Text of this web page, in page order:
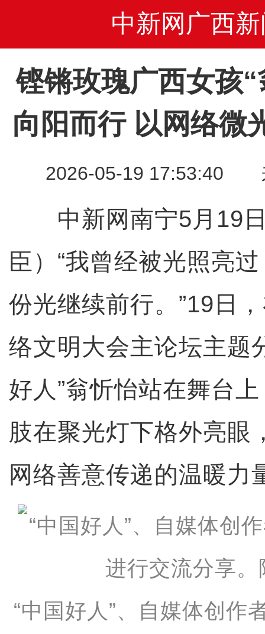
中新网广西新
铿锵玫瑰广西女孩
向阳而行 以网络微
2026-05-19 17:53:40
中新网南宁5月19日
臣）“我曾经被光照亮
份光继续前行。”19日
络文明大会主论坛主题
好人”翁忻怡站在舞台
肢在聚光灯下格外亮眼
网络善意传递的温暖力
“中国好人”、自媒体创作